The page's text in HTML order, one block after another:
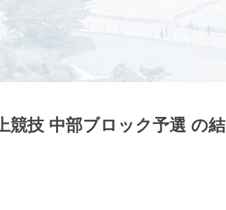
競技 中部ブロック予選 の結